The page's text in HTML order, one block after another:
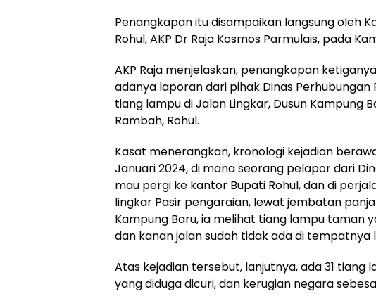
Penangkapan itu disampaikan langsung oleh
Rohul, AKP Dr Raja Kosmos Parmulais, pada
AKP Raja menjelaskan, penangkapan
adanya laporan dari pihak Dinas Perhubungan
tiang lampu di Jalan Lingkar, Dusun Kampung
Rambah, Rohul.
Kasat menerangkan, kronologi kejadian
Januari 2024, di mana seorang pelapor dari
mau pergi ke kantor Bupati Rohul, dan di
lingkar Pasir pengaraian, lewat jembatan
Kampung Baru, ia melihat tiang lampu taman
dan kanan jalan sudah tidak ada di tempatnya
Atas kejadian tersebut, lanjutnya, ada 31 tiang
yang diduga dicuri, dan kerugian negara